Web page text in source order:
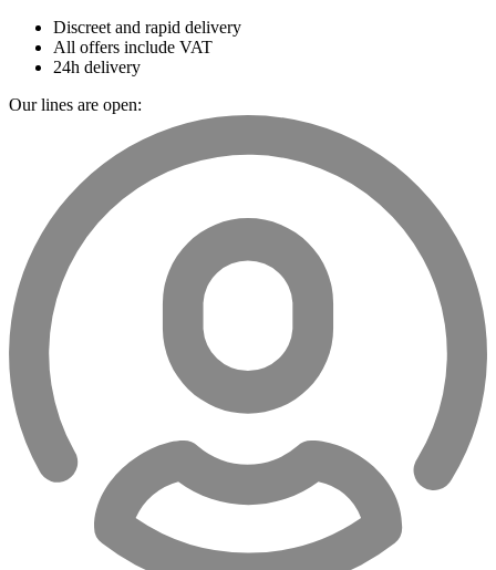
Discreet and rapid delivery
All offers include VAT
24h delivery
Our lines are open: